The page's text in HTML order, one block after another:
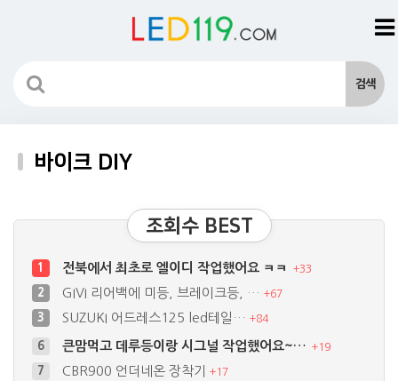
바이크 DIY
조회수 BEST
7 CBR900 언더네온 장착기+17
8 트로이(RT125D) 브레이크등 및 미…
1 전북에서 최초로 엘이디 작업했어요 ㅋㅋ +33
2 GIVI 리어백에 미등, 브레이크등, … +67
3 SUZUKI 어드레스125 led테일… +84